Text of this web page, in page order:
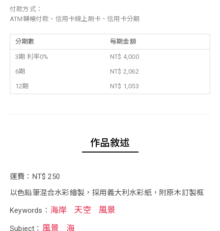
付款方式：
ATM轉帳付款、信用卡線上刷卡、信用卡分期
分期數 每期金額
3期 利率0%
NT$ 4,000
6期
NT$ 2,062
12期
NT$ 1,053
作品敘述
運費：NT$ 250
以色鉛筆混合水彩繪製，採用義大利水彩紙，附原木訂製框
Keywords： 海岸 天空 風景
Subject： 風景 海